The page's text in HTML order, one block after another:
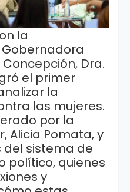
la
Dra.
el primer
la
las mujeres.
por la
Alicia Pomata, y
del sistema de
político, quienes
y